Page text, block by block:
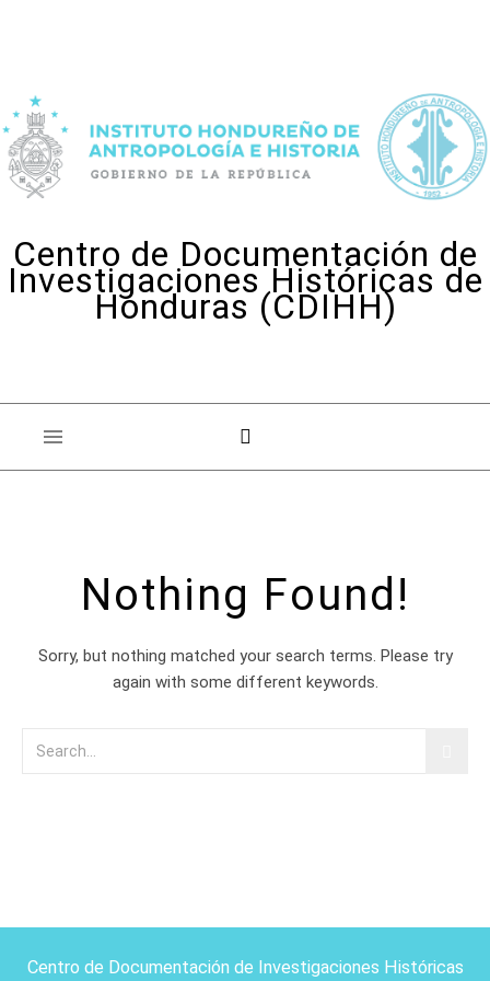
Centro de Documentación de
Investigaciones Históricas de
Honduras (CDIHH)
Nothing Found!
Sorry, but nothing matched your search terms. Please try
again with some different keywords.
Centro de Documentación de Investigaciones Históricas